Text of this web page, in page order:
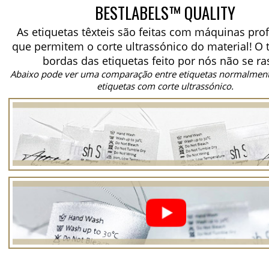
BESTLABELS™ QUALITY
As etiquetas têxteis são feitas com máquinas
que permitem o corte ultrassónico do material! O
bordas das etiquetas feito por nós não se
Abaixo pode ver uma comparação entre etiquetas
etiquetas com corte ultrassónico.